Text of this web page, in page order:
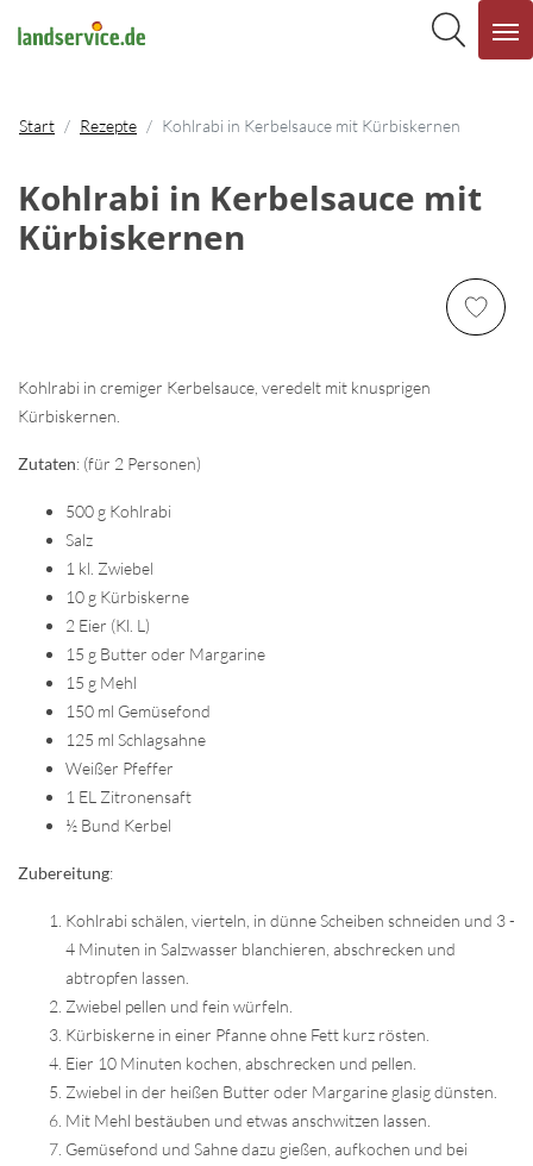
Start Rezepte Kohlrabi in Kerbelsauce mit Kürbiskernen
Kohlrabi in Kerbelsauce mit
Kürbiskernen
Kohlrabi in cremiger Kerbelsauce, veredelt mit knusprigen
Kürbiskernen.
Zutaten: (für 2 Personen)
500 g Kohlrabi
Salz
1 kl. Zwiebel
10 g Kürbiskerne
2 Eier (Kl. L)
15 g Butter oder Margarine
15 g Mehl
150 ml Gemüsefond
125 ml Schlagsahne
Weißer Pfeffer
1 EL Zitronensaft
½ Bund Kerbel
Zubereitung:
Kohlrabi schälen, vierteln, in dünne Scheiben schneiden und 3 -
4 Minuten in Salzwasser blanchieren, abschrecken und
abtropfen lassen.
Zwiebel pellen und fein würfeln.
Kürbiskerne in einer Pfanne ohne Fett kurz rösten.
Eier 10 Minuten kochen, abschrecken und pellen.
Zwiebel in der heißen Butter oder Margarine glasig dünsten.
Mit Mehl bestäuben und etwas anschwitzen lassen.
Gemüsefond und Sahne dazu gießen, aufkochen und bei